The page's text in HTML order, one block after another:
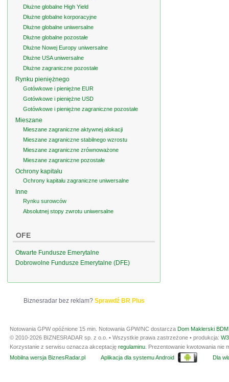
Dłużne globalne High Yield
Dłużne globalne korporacyjne
Dłużne globalne uniwersalne
Dłużne globalne pozostałe
Dłużne Nowej Europy uniwersalne
Dłużne USA uniwersalne
Dłużne zagraniczne pozostałe
Rynku pieniężnego
Gotówkowe i pieniężne EUR
Gotówkowe i pieniężne USD
Gotówkowe i pieniężne zagraniczne pozostałe
Mieszane
Mieszane zagraniczne aktywnej alokacji
Mieszane zagraniczne stabilnego wzrostu
Mieszane zagraniczne zrównoważone
Mieszane zagraniczne pozostałe
Ochrony kapitału
Ochrony kapitału zagraniczne uniwersalne
Inne
Rynku surowców
Absolutnej stopy zwrotu uniwersalne
OFE
Otwarte Fundusze Emerytalne
Dobrowolne Fundusze Emerytalne (DFE)
Biznesradar bez reklam? Sprawdź BR Plus
Notowania GPW opóźnione 15 min. Notowania GPW/NC dostarcza Dom Maklerski
© 2010-2026 BIZNESRADAR sp. z o.o. • Wszystkie prawa zastrzeżone • produkcja:
Korzystanie z serwisu oznacza akceptację regulaminu . Prezentowanie kwotowania
Mobilna wersja BiznesRadar.pl
Aplikacja dla systemu Android Dla